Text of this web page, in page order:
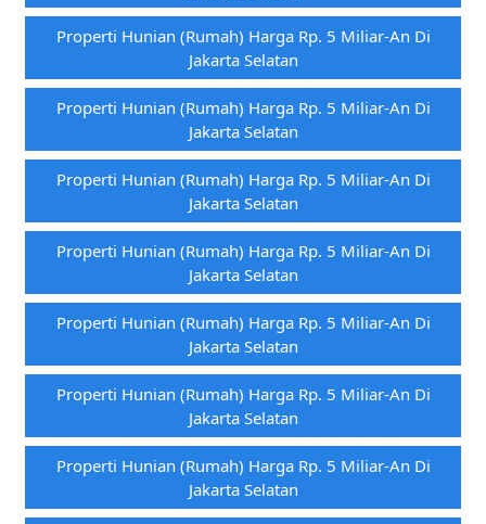
Properti Hunian (rumah) Harga Rp. 5 Miliar-An Di
Jakarta Selatan
Properti Hunian (rumah) Harga Rp. 5 Miliar-An Di
Jakarta Selatan
Properti Hunian (rumah) Harga Rp. 5 Miliar-An Di
Jakarta Selatan
Properti Hunian (rumah) Harga Rp. 5 Miliar-An Di
Jakarta Selatan
Properti Hunian (rumah) Harga Rp. 5 Miliar-An Di
Jakarta Selatan
Properti Hunian (rumah) Harga Rp. 5 Miliar-An Di
Jakarta Selatan
Properti Hunian (rumah) Harga Rp. 5 Miliar-An Di
Jakarta Selatan